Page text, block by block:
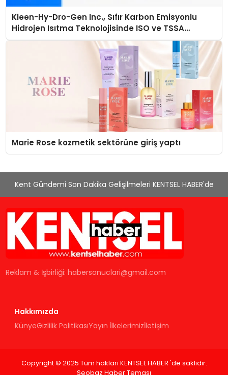
Kleen-Hy-Dro-Gen Inc., Sıfır Karbon Emisyonlu
Hidrojen Isıtma Teknolojisinde ISO ve TSSA
Düzenleyici Onaylarını Aldı
Marie Rose kozmetik sektörüne giriş yaptı
Kent Gündemi Son Dakika Gelişilmeleri KENTSEL HABER'de
Reklam & İşbirliği:habersonuclari@gmail.com
Hakkımızda
KünyeGizlilik PolitikasıYayın İlkelerimizİletişim
Copyright © 2025 Tüm hakları KENTSEL HABER 'de saklıdır.
Seobaz Haber Teması